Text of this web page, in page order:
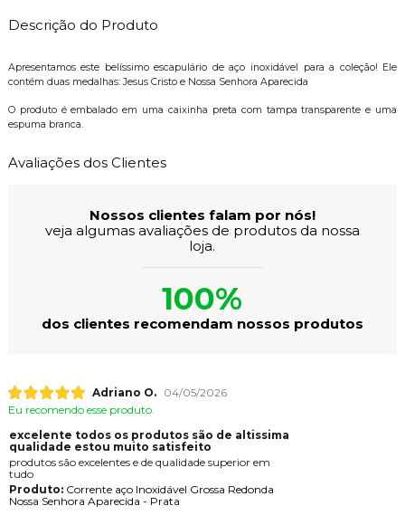
Descrição do Produto
Apresentamos este belíssimo escapulário de aço inoxidável para a coleção! Ele
contém duas medalhas: Jesus Cristo e Nossa Senhora Aparecida
O produto é embalado em uma caixinha preta com tampa transparente e uma
espuma branca.
Avaliações dos Clientes
Nossos clientes falam por nós!
veja algumas avaliações de produtos da nossa
loja.
100%
dos clientes recomendam nossos produtos
Adriano O.
04/05/2026
Eu recomendo esse produto.
excelente todos os produtos são de altissima
qualidade estou muito satisfeito
produtos são excelentes e de qualidade superior em
tudo
Produto:Corrente aço Inoxidável Grossa Redonda
Nossa Senhora Aparecida - Prata